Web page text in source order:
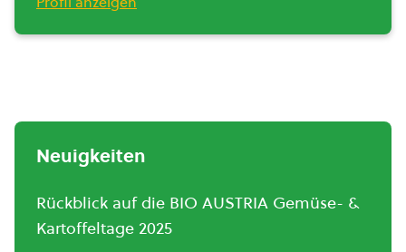
Neuigkeiten
Rückblick auf die BIO AUSTRIA Gemüse- &
Kartoffeltage 2025